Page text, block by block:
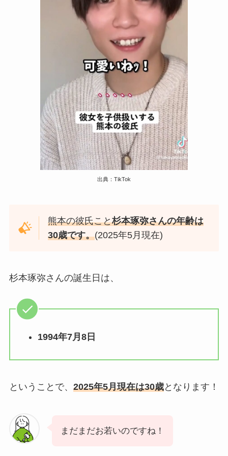
出典：TikTok
熊本の彼氏こと杉本琢弥さんの年齢は
30歳です。(2025年5月現在)
杉本琢弥さんの誕生日は、
1994年7月8日
ということで、 2025年5月現在は30歳となります！
まだまだお若いのですね！